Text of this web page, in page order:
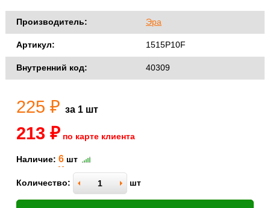
Производитель: Эра
Артикул: 1515Р10F
Внутренний код: 40309
225 ₽ за 1 шт
213 ₽ по карте клиента
Наличие: 6 шт
Количество: шт